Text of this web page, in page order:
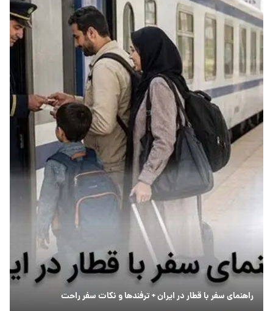
راهنمای سفر با قطار در ایران + ترفندها و نکات سفر راحت